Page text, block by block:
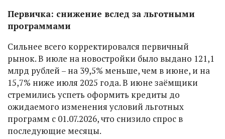
Первичка: снижение вслед за льготными
программами
Сильнее всего корректировался первичный
рынок. В июле на новостройки было выдано 121,1
млрд рублей – на 39,5% меньше, чем в июне, и на
15,7% ниже июля 2025 года. В июне заёмщики
стремились успеть оформить кредиты до
ожидаемого изменения условий льготных
программ с 01.07.2026, что снизило спрос в
последующие месяцы.